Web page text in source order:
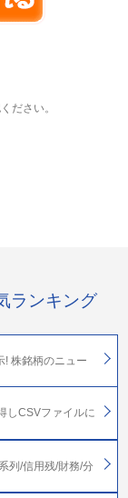
ださい。
ランキング
! 株銘柄のニュー
しCSVファイルに
列/信用残/財務/分